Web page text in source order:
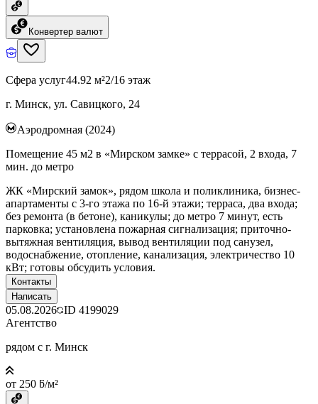
Конвертер валют
Сфера услуг44.92 м²2/16 этаж
г. Минск, ул. Савицкого, 24
Аэродромная (2024)
Помещение 45 м2 в «Мирском замке» с террасой, 2 входа, 7
мин. до метро
ЖК «Мирский замок», рядом школа и поликлиника, бизнес-
апартаменты с 3-го этажа по 16-й этажи; терраса, два входа;
без ремонта (в бетоне), каникулы; до метро 7 минут, есть
парковка; установлена пожарная сигнализация; приточно-
вытяжная вентиляция, вывод вентиляции под санузел,
водоснабжение, отопление, канализация, электричество 10
кВт; готовы обсудить условия.
Контакты
Написать
05.08.2026 ID 4199029
Агентство
рядом с г. Минск
от 250 ƃ/м²